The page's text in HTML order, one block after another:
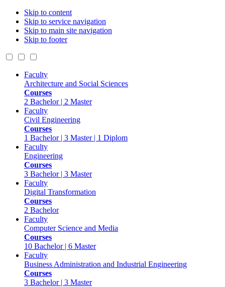
Skip to content
Skip to service navigation
Skip to main site navigation
Skip to footer
Faculty
Architecture and Social Sciences
Courses
2 Bachelor | 2 Master
Faculty
Civil Engineering
Courses
1 Bachelor | 3 Master | 1 Diplom
Faculty
Engineering
Courses
3 Bachelor | 3 Master
Faculty
Digital Transformation
Courses
2 Bachelor
Faculty
Computer Science and Media
Courses
10 Bachelor | 6 Master
Faculty
Business Administration and Industrial Engineering
Courses
3 Bachelor | 3 Master